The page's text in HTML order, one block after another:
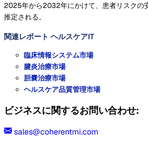
2025年から2032年にかけて、患者リスクの
推定される。
関連レポート ヘルスケアIT
臨床情報システム市場
腱炎治療市場
胆嚢治療市場
ヘルスケア品質管理市場
ビジネスに関するお問い合わせ:
sales@coherentmi.com